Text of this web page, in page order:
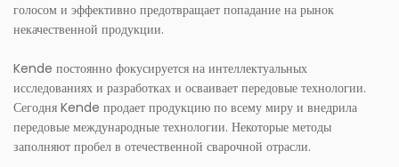
голосом и эффективно предотвращает попадание на рынок
некачественной продукции.
Kende постоянно фокусируется на интеллектуальных
исследованиях и разработках и осваивает передовые технологии.
Сегодня Kende продает продукцию по всему миру и внедрила
передовые международные технологии. Некоторые методы
заполняют пробел в отечественной сварочной отрасли.